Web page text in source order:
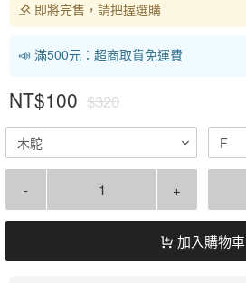
即將完售，請把握選購
📣 滿500元：超商取貨免運費
NT$100 $320
木駝 F
- +
加入購物車